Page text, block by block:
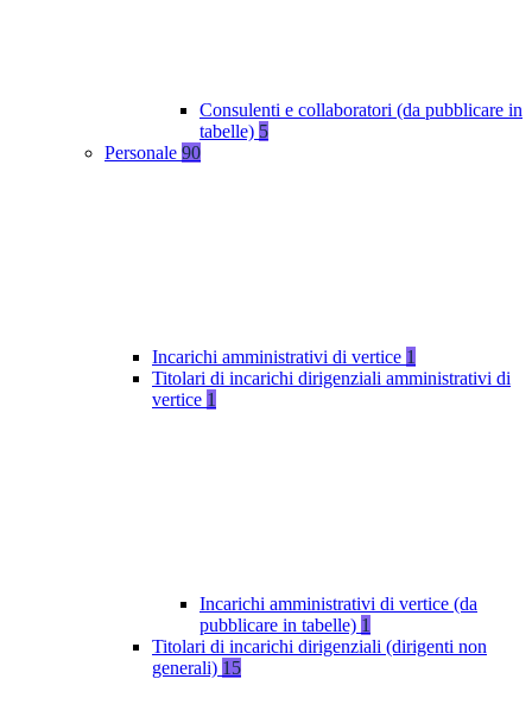
Consulenti e collaboratori (da pubblicare in
tabelle) 5
Personale 90
Incarichi amministrativi di vertice 1
Titolari di incarichi dirigenziali amministrativi di
vertice 1
Incarichi amministrativi di vertice (da
pubblicare in tabelle) 1
Titolari di incarichi dirigenziali (dirigenti non
generali) 15